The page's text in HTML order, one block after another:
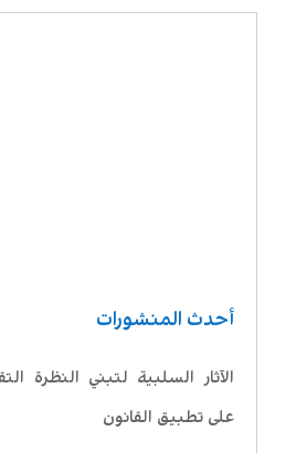
أحدث المنشورات
الآثار السلبية لتبني النظرة
على تطبيق القانون